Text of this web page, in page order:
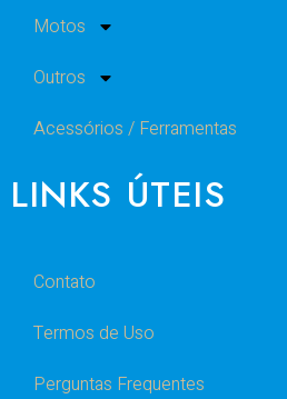
Motos
Outros
Acessórios / Ferramentas
LINKS ÚTEIS
Contato
Termos de Uso
Perguntas Frequentes